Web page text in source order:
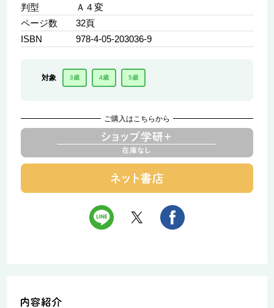
判型
Ａ４変
ページ数
32頁
ISBN
978-4-05-203036-9
対象 3歳 4歳 5歳
ご購入はこちらから